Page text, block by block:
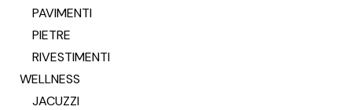
PAVIMENTI
PIETRE
RIVESTIMENTI
WELLNESS
JACUZZI